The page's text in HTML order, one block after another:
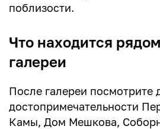
поблизости.
Что находится
галереи
После галереи посмотрите
достопримечательности
Камы, Дом Мешкова,